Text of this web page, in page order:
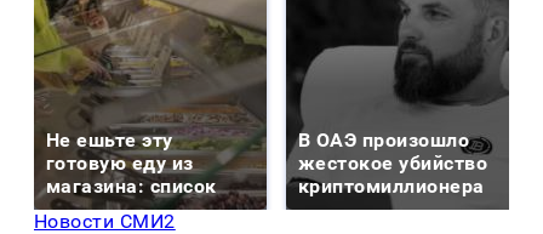
Не ешьте эту
готовую еду из
магазина: список
В ОАЭ произошло
жестокое убийство
криптомиллионера
Новости СМИ2